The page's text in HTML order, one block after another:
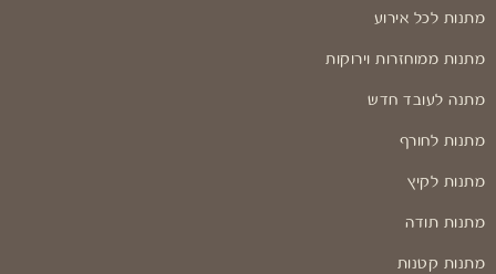
מתנות לכל אירוע
מתנות ממוחזרות וירוקות
מתנה לעובד חדש
מתנות לחורף
מתנות לקיץ
מתנות תודה
מתנות קטנות